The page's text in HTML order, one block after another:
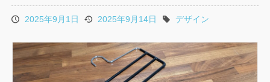
投
日
2025年9月1日
更
日
2025年9月14日
タデザイン